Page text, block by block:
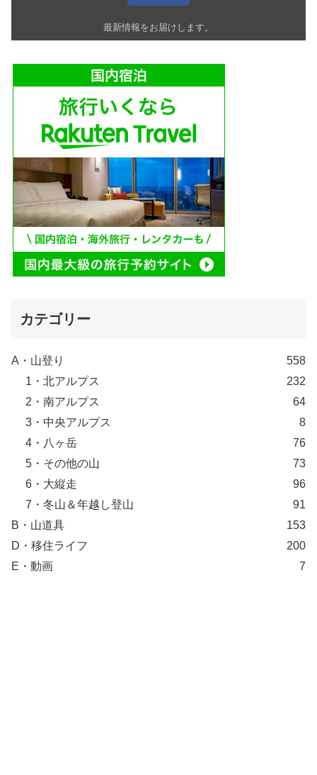
最新情報をお届けします。
カテゴリー
A・山登り
558
1・北アルプス
232
2・南アルプス
64
3・中央アルプス
8
4・八ヶ岳
76
5・その他の山
73
6・大縦走
96
7・冬山＆年越し登山
91
B・山道具
153
D・移住ライフ
200
E・動画
7